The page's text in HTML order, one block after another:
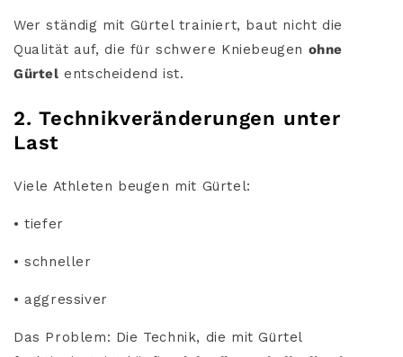
Wer ständig mit Gürtel trainiert, baut nicht die
Qualität auf, die für schwere Kniebeugen ohne
Gürtel entscheidend ist.
2. Technikveränderungen unter
Last
Viele Athleten beugen mit Gürtel:
• tiefer
• schneller
• aggressiver
Das Problem: Die Technik, die mit Gürtel